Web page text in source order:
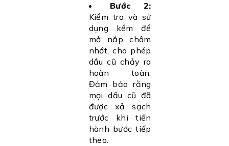
Bước 2:
Kiểm tra và sử
dụng kềm để
mở nắp châm
nhớt, cho phép
dầu cũ chảy ra
hoàn toàn.
Đảm bảo rằng
mọi dầu cũ đã
được xả sạch
trước khi tiến
hành bước tiếp
theo.